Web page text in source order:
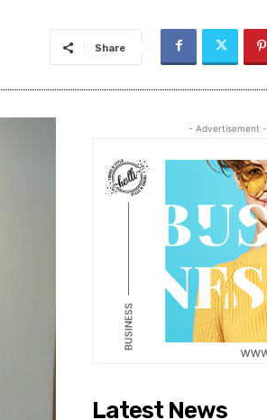
Share
- Advertisement -
Latest News